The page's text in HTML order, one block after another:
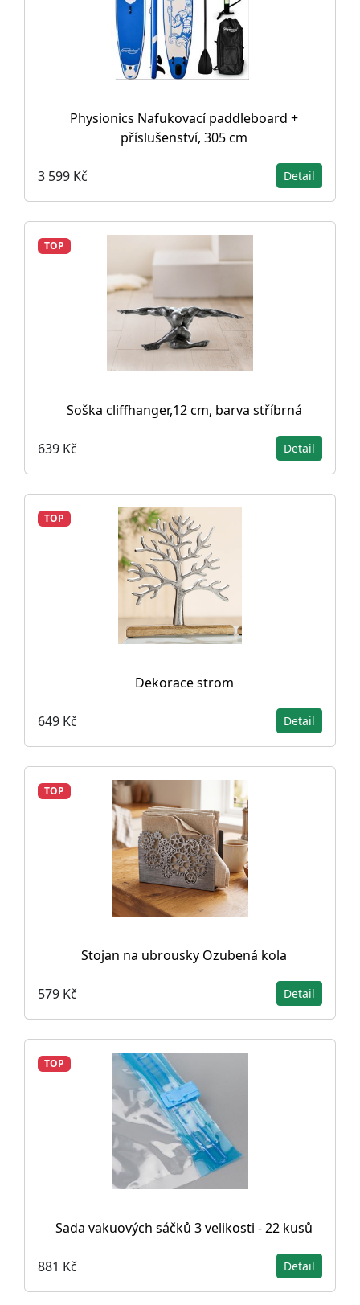
Physionics Nafukovací paddleboard +
příslušenství, 305 cm
3 599 Kč Detail
TOP
Soška cliffhanger,12 cm, barva stříbrná
639 Kč Detail
TOP
Dekorace strom
649 Kč Detail
TOP
Stojan na ubrousky Ozubená kola
579 Kč Detail
TOP
Sada vakuových sáčků 3 velikosti - 22 kusů
881 Kč Detail